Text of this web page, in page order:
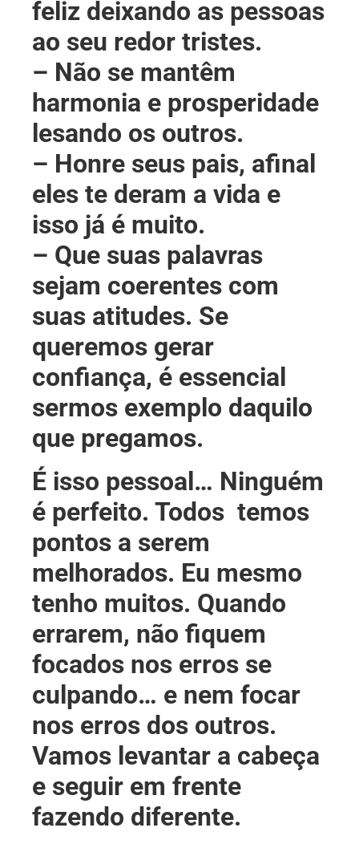
feliz deixando as pessoas
ao seu redor tristes.
– Não se mantêm
harmonia e prosperidade
lesando os outros.
– Honre seus pais, afinal
eles te deram a vida e
isso já é muito.
– Que suas palavras
sejam coerentes com
suas atitudes. Se
queremos gerar
confiança, é essencial
sermos exemplo daquilo
que pregamos.
É isso pessoal… Ninguém
é perfeito. Todos temos
pontos a serem
melhorados. Eu mesmo
tenho muitos. Quando
errarem, não fiquem
focados nos erros se
culpando… e nem focar
nos erros dos outros.
Vamos levantar a cabeça
e seguir em frente
fazendo diferente.